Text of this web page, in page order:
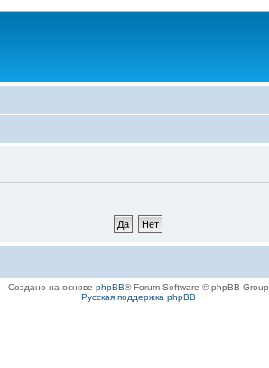
Создано на основе phpBB® Forum Software © phpBB Group
Русская поддержка phpBB